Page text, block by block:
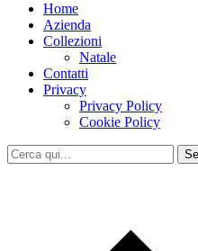
Home
Azienda
Collezioni
Natale
Contatti
Privacy
Privacy Policy
Cookie Policy